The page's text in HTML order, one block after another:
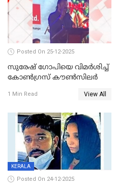
Posted On 25-12-2025
സുരേഷ് ഗോപിയെ വിമര്‍ശിച്ച്
കോണ്‍ഗ്രസ് കൗണ്‍സിലര്‍
1 Min Read View All
KERALA
Posted On 24-12-2025